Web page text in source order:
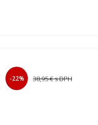
-22% 38,95 €s DPH